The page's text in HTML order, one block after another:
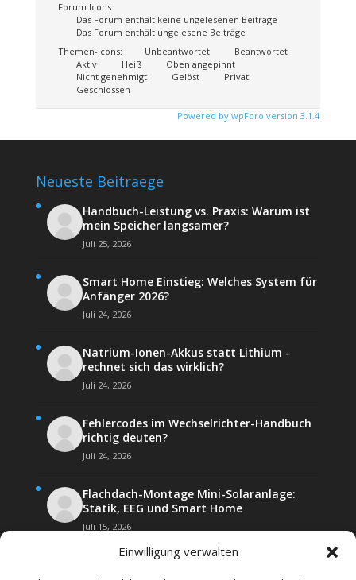
Einwilligung verwalten
Forum Icons:
Das Forum enthält keine ungelesenen Beiträge
Das Forum enthält ungelesene Beiträge
Themen-Icons:
Unbeantwortet
Beantwortet
Aktiv
Heiß
Oben angepinnt
Nicht genehmigt
Gelöst
Privat
Geschlossen
Powered by wpForo version 3.1.4
Neueste Beitraege
Handbuch-Leistung vs. Praxis: Warum ist
mein Speicher langsamer?
Juli 25, 2026
Smart Home Einstieg: Welches System für
Anfänger 2026?
Juli 24, 2026
Natrium-Ionen-Akkus statt Lithium -
rechnet sich das wirklich?
Juli 24, 2026
Fehlercodes im Wechselrichter-Handbuch
richtig deuten?
Juli 24, 2026
Flachdach-Montage Mini-Solaranlage:
Statik, EEG und Smart Home
Juli 15, 2026